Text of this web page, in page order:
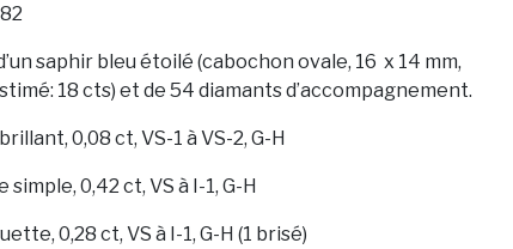
saphir bleu étoilé (cabochon ovale, 16 x 14 mm,
18 cts) et de 54 diamants d’accompagnement.
0,08 ct, VS-1 à VS-2, G-H
simple, 0,42 ct, VS à I-1, G-H
0,28 ct, VS à I-1, G-H (1 brisé)